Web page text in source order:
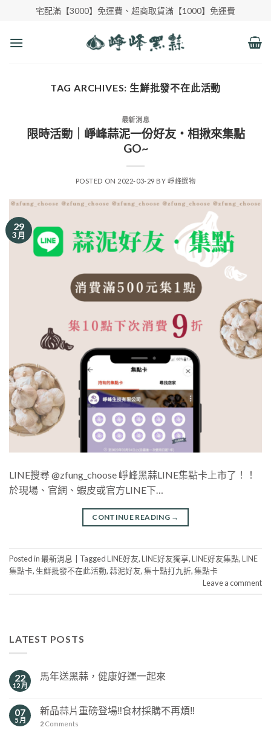
content
宅配滿【3000】免運費、超商取貨滿【1000】免運費
TAG ARCHIVES: 生鮮批發不在此活動
最新消息
限時活動｜崢峰蒜泥一份好友‧相揪來集點
GO~
POSTED ON 2022-03-29 BY崢峰選物
29
3 月
LINE搜尋 @zfung_choose 崢峰黑蒜LINE集點卡上市了！！
於現場、官網、蝦皮或官方LINE下…
CONTINUE READING →
Posted in最新消息 TaggedLINE好友,LINE好友獨享,LINE好友集點,LINE
集點卡, 生鮮批發不在此活動,蒜泥好友,集十點打九折,集點卡
Leave a comment
LATEST POSTS
22
12 月
馬年送黑蒜，健康好運一起來
07
5 月
新品蒜片重磅登場‼️食材採購不再煩‼️
2 Comments